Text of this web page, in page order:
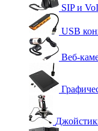
SIP и
USB
Веб-